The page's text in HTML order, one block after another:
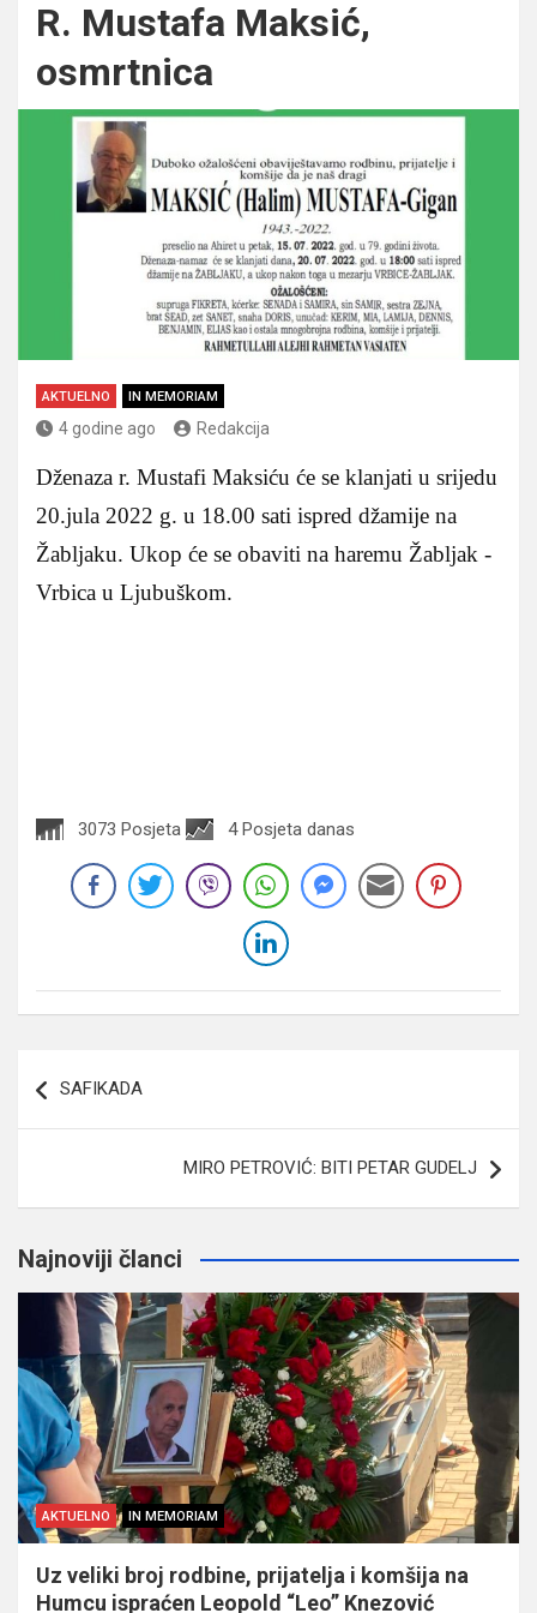
R. Mustafa Maksić,
osmrtnica
AKTUELNO IN MEMORIAM
4 godine ago Redakcija
Dženaza r. Mustafi Maksiću će se klanjati u srijedu
20.jula 2022 g. u 18.00 sati ispred džamije na
Žabljaku. Ukop će se obaviti na haremu Žabljak -
Vrbica u Ljubuškom.
3073 Posjeta 4 Posjeta danas
članaka
SAFIKADA
MIRO PETROVIĆ: BITI PETAR GUDELJ
Najnoviji članci
AKTUELNO IN MEMORIAM
Uz veliki broj rodbine, prijatelja i komšija na
Humcu ispraćen Leopold “Leo” Knezović